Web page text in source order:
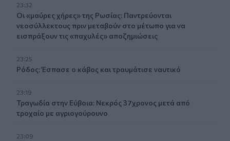
23:32
Οι «μαύρες χήρες» της Ρωσίας: Παντρεύονται
νεοσύλλεκτους πριν μεταβούν στο μέτωπο για να
εισπράξουν τις «παχυλές» αποζημιώσεις
23:25
Ρόδος: Έσπασε ο κάβος και τραυμάτισε ναυτικό
23:19
Τραγωδία στην Εύβοια: Νεκρός 37χρονος μετά από
τροχαίο με αγριογούρουνο
23:09